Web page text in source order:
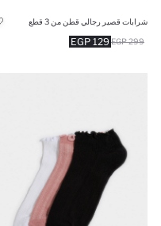
شرابات قصير رجالي قطن من 3 قطع
129 EGP 299 EGP